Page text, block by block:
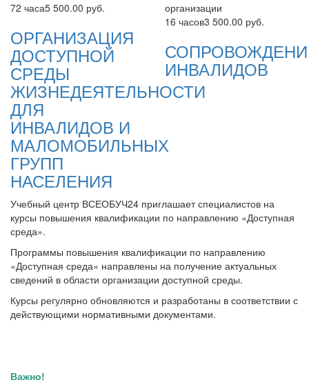
72 часа5 500.00 руб.
ОРГАНИЗАЦИЯ
ДОСТУПНОЙ
СРЕДЫ
ЖИЗНЕДЕЯТЕЛЬНОСТИ
ДЛЯ
ИНВАЛИДОВ И
МАЛОМОБИЛЬНЫХ
ГРУПП
НАСЕЛЕНИЯ
16 часов3 500.00 руб.
ИНВАЛИДОВ
Учебный центр ВСЕОБУЧ24 приглашает специалистов на
курсы повышения квалификации по направлению «Доступная
среда».
Программы повышения квалификации по направлению
«Доступная среда» направлены на получение актуальных
сведений в области организации доступной среды.
Курсы регулярно обновляются и разработаны в соответствии с
действующими нормативными документами.
Важно!